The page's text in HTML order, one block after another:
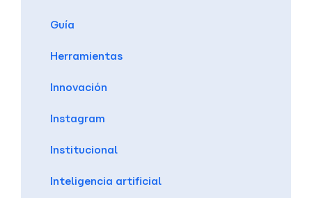
Guía
Herramientas
Innovación
Instagram
Institucional
Inteligencia artificial